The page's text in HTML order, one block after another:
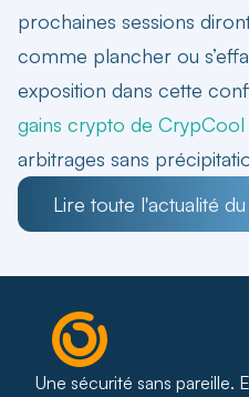
prochaines sessions
comme plancher ou
exposition dans cette
gains crypto de CrypCool
arbitrages sans
Lire toute l'actualité
Une sécurité sans pareille.